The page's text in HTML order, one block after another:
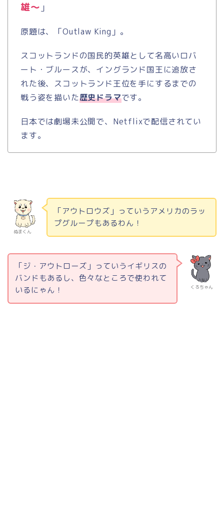
雄～ 」
原題は、「Outlaw King 」。
スコットランドの国民的英雄として名高いロバ
ート・ブルースが、イングランド国王に追放さ
れた後、スコットランド王位を手にするまでの
戦う姿を描いた歴史ドラマです。
日本では劇場未公開で、 Netflixで配信されてい
ます。
ぬまくん
「アウトロウズ」っていうアメリカのラッ
プグループもあるわん！
くろちゃん
「ジ・アウトローズ」っていうイギリスの
バンドもあるし、色々なところで使われて
いるにゃん！